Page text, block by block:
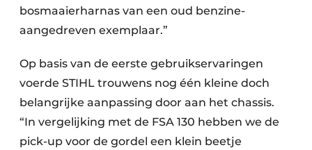
bosmaaierharnas van een oud benzine-
aangedreven exemplaar.”
Op basis van de eerste gebruikservaringen
voerde STIHL trouwens nog één kleine doch
belangrijke aanpassing door aan het chassis.
“In vergelijking met de FSA 130 hebben we de
pick-up voor de gordel een klein beetje